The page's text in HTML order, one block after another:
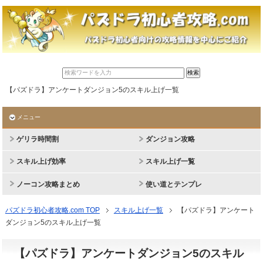
【パズドラ】アンケートダンジョン5のスキル上げ一覧
メニュー
ゲリラ時間割 ダンジョン攻略
スキル上げ効率 スキル上げ一覧
ノーコン攻略まとめ 使い道とテンプレ
パズドラ初心者攻略.com TOP スキル上げ一覧
【パズドラ】アンケート
ダンジョン5のスキル上げ一覧
【パズドラ】アンケートダンジョン5のスキル